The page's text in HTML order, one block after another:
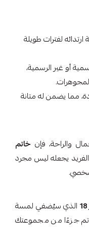
لفترات طويلة
أو غير الرسمية،
مما يضمن له متانة
والراحة، فإن خاتم
الفريد يجعله ليس مجرد
الذي سيُضفي لمسة
جزءًا من مجموعتك